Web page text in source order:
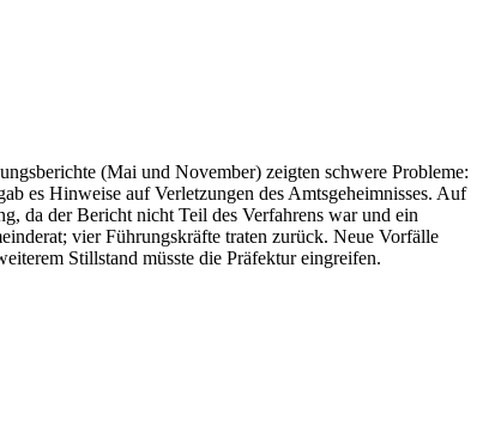
(Mai und November) zeigten schwere Probleme:
es Hinweise auf Verletzungen des Amtsgeheimnisses. Auf
da der Bericht nicht Teil des Verfahrens war und ein
vier Führungskräfte traten zurück. Neue Vorfälle
Stillstand müsste die Präfektur eingreifen.